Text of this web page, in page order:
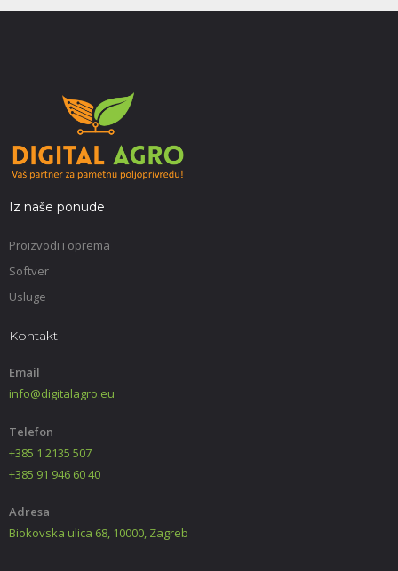
Iz naše ponude
Proizvodi i oprema
Softver
Usluge
Kontakt
Email
info@digitalagro.eu
Telefon
+385 1 2135 507
+385 91 946 60 40
Adresa
Biokovska ulica 68, 10000, Zagreb